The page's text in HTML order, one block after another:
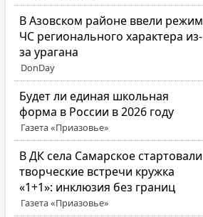
В Азовском районе ввели режим
ЧС регионального характера из-
за урагана
DonDay
Будет ли единая школьная
форма в России в 2026 году
Газета «Приазовье»
В ДК села Самарское стартовали
творческие встречи кружка
«1+1»: инклюзия без границ
Газета «Приазовье»